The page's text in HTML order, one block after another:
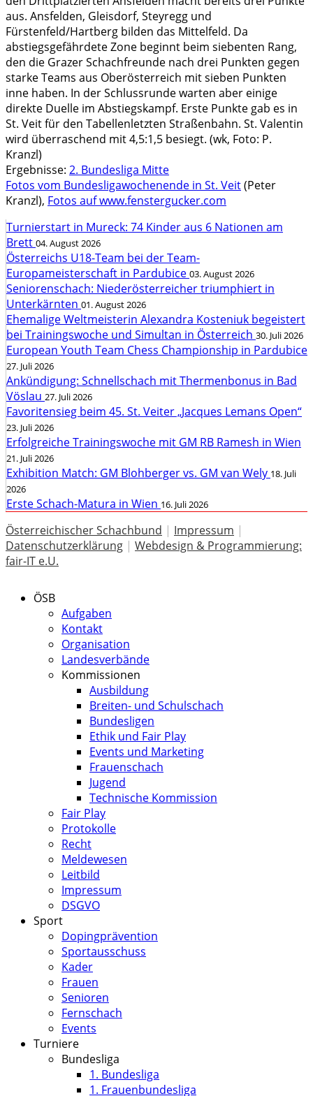
aus. Ansfelden, Gleisdorf, Steyregg und
Fürstenfeld/Hartberg bilden das Mittelfeld. Da
abstiegsgefährdete Zone beginnt beim siebenten Rang,
den die Grazer Schachfreunde nach drei Punkten gegen
starke Teams aus Oberösterreich mit sieben Punkten
inne haben. In der Schlussrunde warten aber einige
direkte Duelle im Abstiegskampf. Erste Punkte gab es in
St. Veit für den Tabellenletzten Straßenbahn. St. Valentin
wird überraschend mit 4,5:1,5 besiegt. (wk, Foto: P.
Kranzl)
Ergebnisse: 2. Bundesliga Mitte
Fotos vom Bundesligawochenende in St. Veit(Peter
Kranzl), Fotos auf www.fenstergucker.com
Turnierstart in Mureck: 74 Kinder aus 6 Nationen am
Brett 04. August 2026
Österreichs U18-Team bei der Team-
Europameisterschaft in Pardubice 03. August 2026
Seniorenschach: Niederösterreicher triumphiert in
Unterkärnten 01. August 2026
Ehemalige Weltmeisterin Alexandra Kosteniuk begeistert
bei Trainingswoche und Simultan in Österreich 30. Juli 2026
European Youth Team Chess Championship in Pardubice
27. Juli 2026
Ankündigung: Schnellschach mit Thermenbonus in Bad
Vöslau 27. Juli 2026
Favoritensieg beim 45. St. Veiter „Jacques Lemans Open“
23. Juli 2026
Erfolgreiche Trainingswoche mit GM RB Ramesh in Wien
21. Juli 2026
Exhibition Match: GM Blohberger vs. GM van Wely 18. Juli
2026
Erste Schach-Matura in Wien 16. Juli 2026
Österreichischer Schachbund | Impressum |
Datenschutzerklärung | Webdesign & Programmierung:
fair-IT e.U.
ÖSB
Aufgaben
Kontakt
Organisation
Landesverbände
Kommissionen
Ausbildung
Breiten- und Schulschach
Bundesligen
Ethik und Fair Play
Events und Marketing
Frauenschach
Jugend
Technische Kommission
Fair Play
Protokolle
Recht
Meldewesen
Leitbild
Impressum
DSGVO
Sport
Dopingprävention
Sportausschuss
Kader
Frauen
Senioren
Fernschach
Events
Turniere
Bundesliga
1. Bundesliga
1. Frauenbundesliga